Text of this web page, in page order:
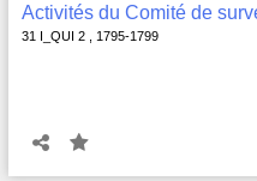
31 I_QUI 2 , 1795-1799